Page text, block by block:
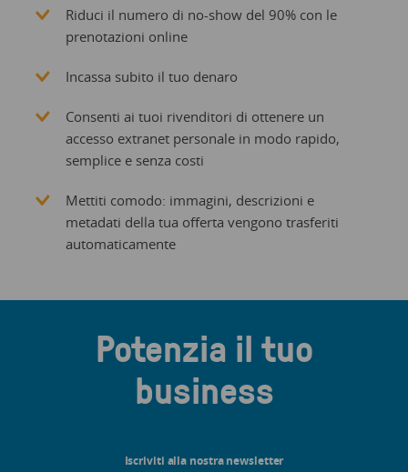
Riduci il numero di no-show del 90% con le
prenotazioni online
Incassa subito il tuo denaro
Consenti ai tuoi rivenditori di ottenere un
accesso extranet personale in modo rapido,
semplice e senza costi
Mettiti comodo: immagini, descrizioni e
metadati della tua offerta vengono trasferiti
automaticamente
Potenzia il tuo
business
Iscriviti alla nostra newsletter